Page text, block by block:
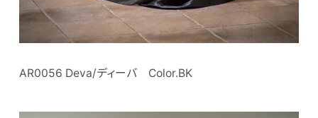
AR0056 Deva/ディーバ Color.BK